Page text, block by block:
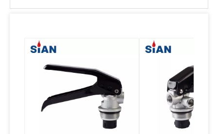
China Ningbo FUHUA Valve Factory SiAN Marca CE Aprobación CO2 Extintor Válvula Válvula contra incendios de cobre CO2 contra incendios